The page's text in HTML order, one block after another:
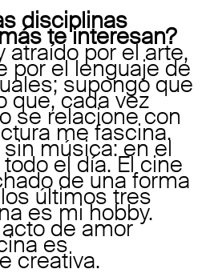
disciplinas
te interesan?
atraído por el arte,
por el lenguaje de
supongo que
que, cada vez
se relacione con
me fascina.
música: en el
el día. El cine
de una forma
últimos tres
es mi hobby.
de amor
es
creativa.